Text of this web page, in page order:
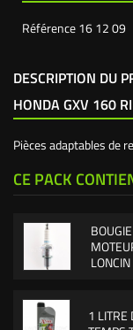
Référence16 12 09
DESCRIPTION DU
HONDA GXV 160
Pièces adaptables de
CE PACK
LONCIN
1 LITRE